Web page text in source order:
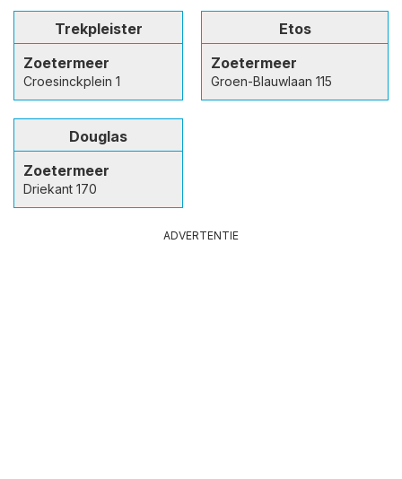
Trekpleister
Zoetermeer
Croesinckplein 1
Etos
Zoetermeer
Groen-Blauwlaan 115
Douglas
Zoetermeer
Driekant 170
ADVERTENTIE